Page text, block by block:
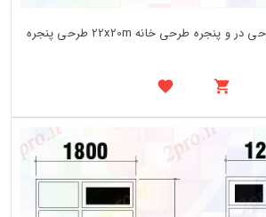
دانلود نقشه جزئیات طراحی در و پنجره طرحی خانه 22x20m طرحی پنجره